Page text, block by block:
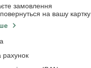
замовлення
на вашу картку